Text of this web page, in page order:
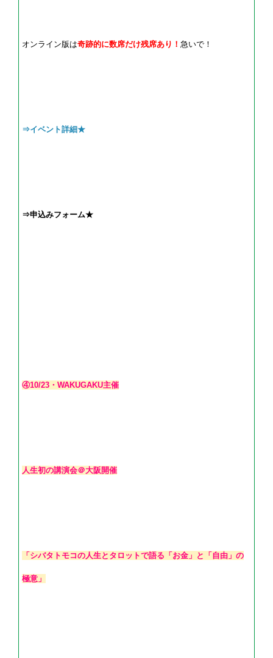
オンライン版は奇跡的に数席だけ残席あり！ 急いで！
⇒イベント詳細★
⇒申込みフォーム★
④10/23・WAKUGAKU主催
人生初の講演会＠大阪開催
「シバタトモコの人生とタロットで語る「お金」と「自由」の
極意」